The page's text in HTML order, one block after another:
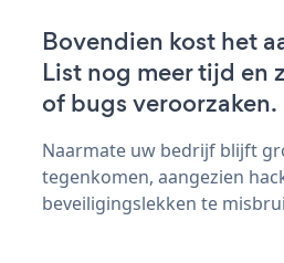
Bovendien kost het
List nog meer tijd
of bugs veroorzaken.
Naarmate uw bedrijf blijft
tegenkomen, aangezien
beveiligingslekken te